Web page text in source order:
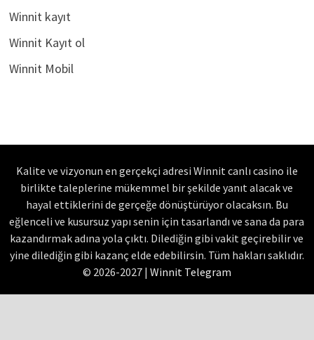
Winnit kayıt
Winnit Kayıt ol
Winnit Mobil
Kalite ve vizyonun en gerçekçi adresi Winnit canlı casino ile
birlikte taleplerine mükemmel bir şekilde yanıt alacak ve
hayal ettiklerini de gerçeğe dönüştürüyor olacaksın. Bu
eğlenceli ve kusursuz yapı senin için tasarlandı ve sana da para
kazandırmak adına yola çıktı. Dilediğin gibi vakit geçirebilir ve
yine dilediğin gibi kazanç elde edebilirsin. Tüm hakları saklıdır.
© 2026-2027 | Winnit Telegram